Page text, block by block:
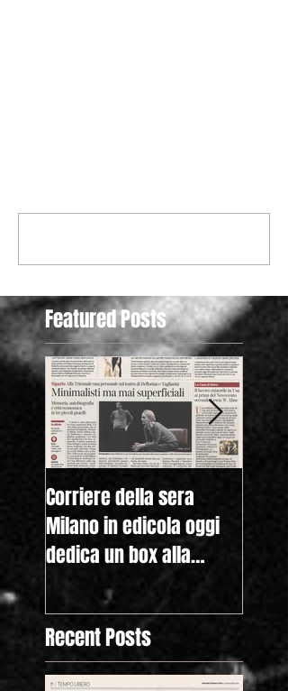
Featured Posts
Corriere della sera
Milano in edicola oggi
dedica un box alla
nostra mostra "Lewis
Hine. Americ
Recent Posts